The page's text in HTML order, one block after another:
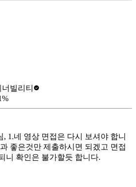
빌리티
%
, 1.네 영상 면접은 다시 보셔야 합니
좋은것만 제출하시면 되겠고 면접
니 확인은 불가할듯 합니다.